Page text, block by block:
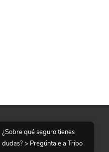
¿Sobre qué seguro tienes
dudas? > Pregúntale a Tribo